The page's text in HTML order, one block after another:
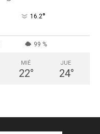
16.2°
99 %
MIÉ
22°
JUE
24°